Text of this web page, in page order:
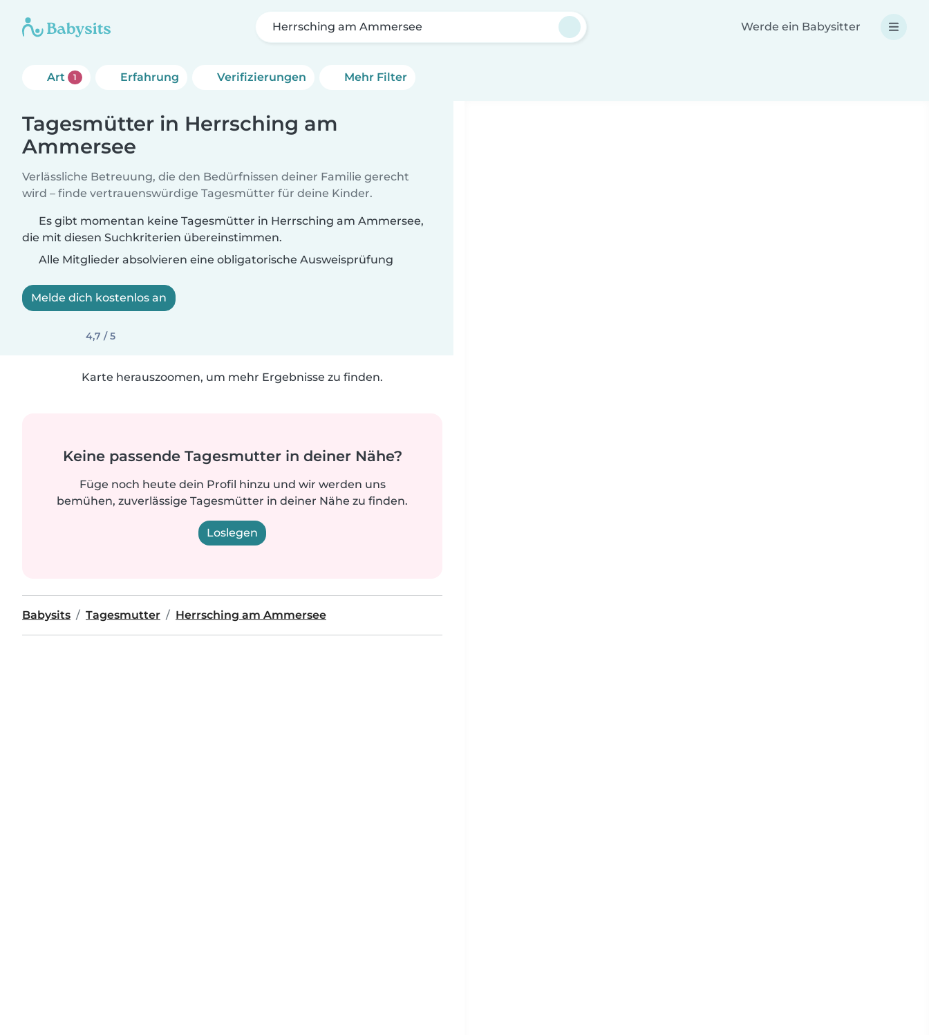
Herrsching am Ammersee Werde ein Babysitter
Art 1 Erfahrung Verifizierungen Mehr Filter
Tagesmütter in Herrsching am
Ammersee
Verlässliche Betreuung, die den Bedürfnissen deiner Familie gerecht
wird – finde vertrauenswürdige Tagesmütter für deine Kinder.
Es gibt momentan keine Tagesmütter in Herrsching am Ammersee,
die mit diesen Suchkriterien übereinstimmen.
Alle Mitglieder absolvieren eine obligatorische Ausweisprüfung
Melde dich kostenlos an
4,7 / 5
Karte herauszoomen, um mehr Ergebnisse zu finden.
Keine passende Tagesmutter in deiner Nähe?
Füge noch heute dein Profil hinzu und wir werden uns
bemühen, zuverlässige Tagesmütter in deiner Nähe zu finden.
Loslegen
Babysits Tagesmutter Herrsching am Ammersee